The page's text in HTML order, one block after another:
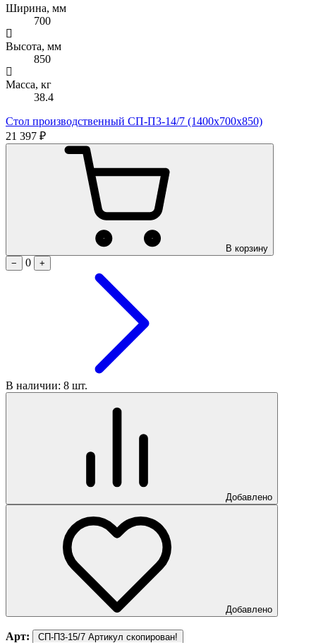
Ширина, мм
700
Высота, мм
850
Масса, кг
38.4
Стол производственный СП-П3-14/7 (1400х700х850)
21 397 ₽
В корзину
−
0 +
В наличии: 8 шт.
Добавлено
Добавлено
Арт: СП-П3-15/7 Артикул скопирован!